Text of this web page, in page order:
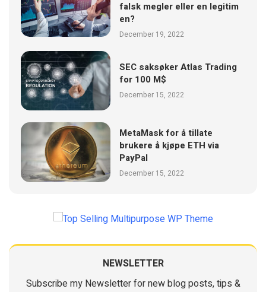
falsk megler eller en legitim
en?
December 19, 2022
SEC saksøker Atlas Trading
for 100 M$
December 15, 2022
MetaMask for å tillate
brukere å kjøpe ETH via
PayPal
December 15, 2022
NEWSLETTER
Subscribe my Newsletter for new blog posts, tips &